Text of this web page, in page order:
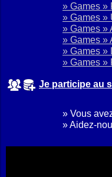
» Games »
» Games »
» Games »
» Games »
» Games »
» Games »
Je participe au
» Vous
» Aidez-